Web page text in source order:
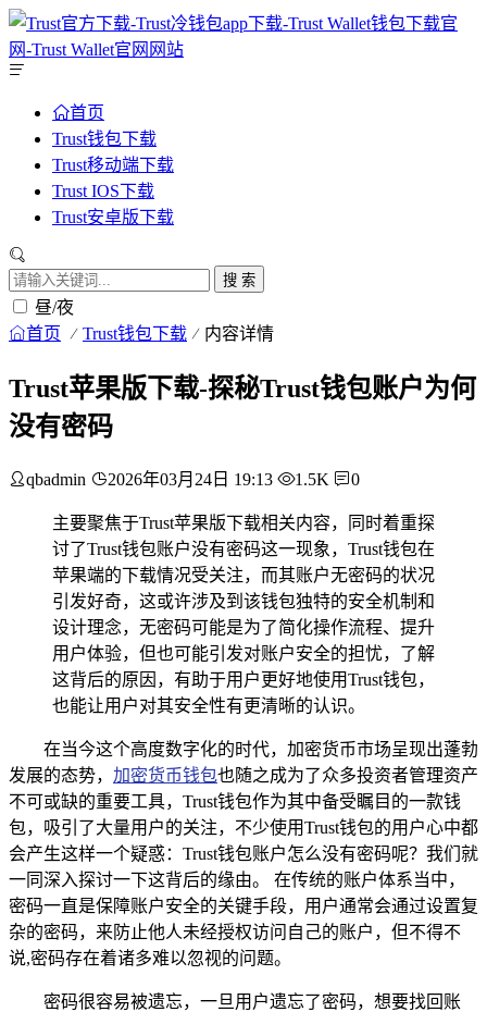
首页
Trust钱包下载
Trust移动端下载
Trust IOS下载
Trust安卓版下载
搜 索
昼/夜
首页 Trust钱包下载 内容详情
Trust苹果版下载-探秘Trust钱包账户为何
没有密码
qbadmin 2026年03月24日 19:13 1.5K 0
主要聚焦于Trust苹果版下载相关内容，同时着重探
讨了Trust钱包账户没有密码这一现象，Trust钱包在
苹果端的下载情况受关注，而其账户无密码的状况
引发好奇，这或许涉及到该钱包独特的安全机制和
设计理念，无密码可能是为了简化操作流程、提升
用户体验，但也可能引发对账户安全的担忧，了解
这背后的原因，有助于用户更好地使用Trust钱包，
也能让用户对其安全性有更清晰的认识。
在当今这个高度数字化的时代，加密货币市场呈现出蓬勃
发展的态势， 加密货币钱包也随之成为了众多投资者管理资产
不可或缺的重要工具，Trust钱包作为其中备受瞩目的一款钱
包，吸引了大量用户的关注，不少使用Trust钱包的用户心中都
会产生这样一个疑惑：Trust钱包账户怎么没有密码呢？我们就
一同深入探讨一下这背后的缘由。 在传统的账户体系当中，
密码一直是保障账户安全的关键手段，用户通常会通过设置复
杂的密码，来防止他人未经授权访问自己的账户，但不得不
说,密码存在着诸多难以忽视的问题。
密码很容易被遗忘，一旦用户遗忘了密码，想要找回账